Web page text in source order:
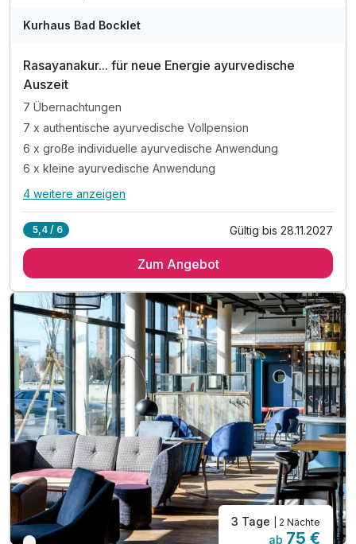
Kurhaus Bad Bocklet
Rasayanakur... für neue Energie ayurvedische
Auszeit
7 Übernachtungen
7 x authentische ayurvedische Vollpension
6 x große individuelle ayurvedische Anwendung
6 x kleine ayurvedische Anwendung
Alle Inklusivleistungen
7 x authentische ayurvedische Vollpension
6 x kleine ayurvedische Anwendung
1 x Erstkonsultation mit ayurvedischer Diagnostik
inkl. persönliche Folgekonsultationen
inkl. Yoga am Morgen | 60 Minuten
inkl. Nutzung von Schwimmbad & Sauna
4 weitere anzeigen
5,4 / 6 Gültig bis 28.11.2027
Zum Angebot
3 Tage | 2 Nächte
ab 75 €